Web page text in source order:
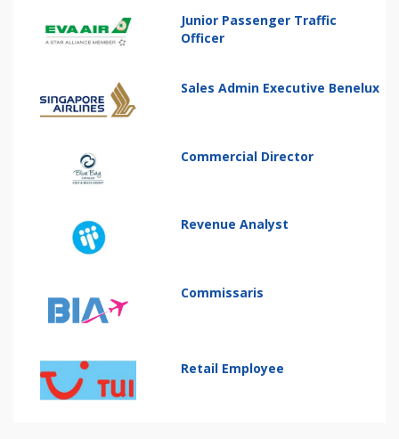
Junior Passenger Traffic
Officer
Sales Admin Executive Benelux
Commercial Director
Revenue Analyst
Commissaris
Retail Employee